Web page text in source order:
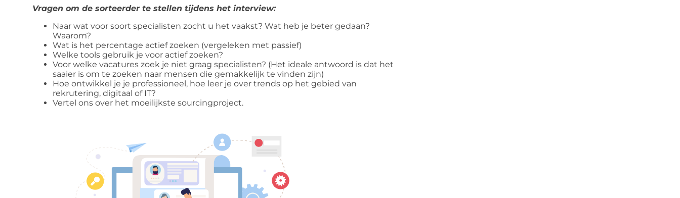
Vragen om de sorteerder te stellen tijdens het interview:
Naar wat voor soort specialisten zocht u het vaakst? Wat heb je beter gedaan?
Waarom?
Wat is het percentage actief zoeken (vergeleken met passief)
Welke tools gebruik je voor actief zoeken?
Voor welke vacatures zoek je niet graag specialisten? (Het ideale antwoord is dat het
saaier is om te zoeken naar mensen die gemakkelijk te vinden zijn)
Hoe ontwikkel je je professioneel, hoe leer je over trends op het gebied van
rekrutering, digitaal of IT?
Vertel ons over het moeilijkste sourcingproject.